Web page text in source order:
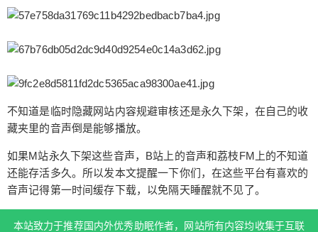
不知道是临时隐藏网站内容规避审核还是永久下架，在自己的收
藏夹里的音声倒是能够播放。
如果M站永久下架这些音声，B站上的音声和荔枝FM上的不知道
还能存活多久。所以发本文提醒一下你们，在这些平台有喜欢的
音声记得第一时间缓存下载，以免隔天睡醒就不见了。
本站致力于推荐国内外优秀助眠作者，网站所有内容均收集于互联
也。 不知道是临时隐藏网站内容规避审核还是永久
果M站永久下架这些音声，B站上的音声和荔枝FM
们，在这些平台有喜欢的音声记得第一时间缓存下
外优秀助眠作者，网站所有内容均收集于互联网，
若有违规内容请联系站长删除。 资源怎么解压 | 关
注电报通知群 | 收藏防失联导航 0 收藏